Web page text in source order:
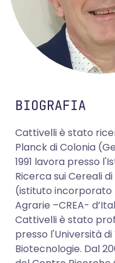
BIOGRAFIA
Cattivelli è stato
Planck di Colonia
1991 lavora presso
Ricerca sui Cereali
(istituto incorporato
Agrarie –CREA-
Cattivelli è stato
presso l'Università
Biotecnologie. Dal